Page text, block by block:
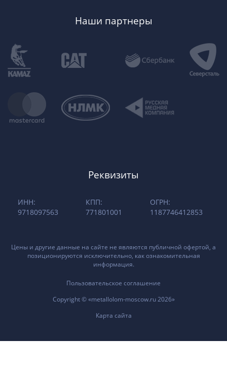
Наши партнеры
Реквизиты
ИНН:
9718097563
КПП:
771801001
ОГРН:
1187746412853
Цены и другие данные на сайте не являются публичной офертой, а
позиционируются исключительно, как ознакомительная
информация.
Пользовательское соглашение
Copyright © «metallolom-moscow.ru 2026»
Карта сайта